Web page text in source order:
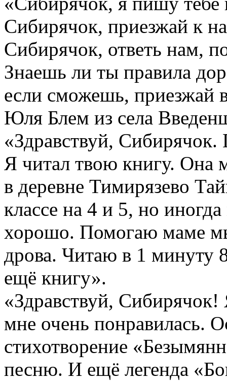
Сибирячок, приезжай к
Сибирячок, ответь нам,
Знаешь ли ты правила
если сможешь, приезжай
Юля Блем из села
«Здравствуй,
Я читал твою книгу. Она
в деревне Тимирязево
классе на 4 и 5, но
хорошо. Помогаю маме
дрова. Читаю в 1 минуту
ещё книгу».
«Здравствуй,
мне очень понравилась.
стихотворение
песню. И ещё легенда